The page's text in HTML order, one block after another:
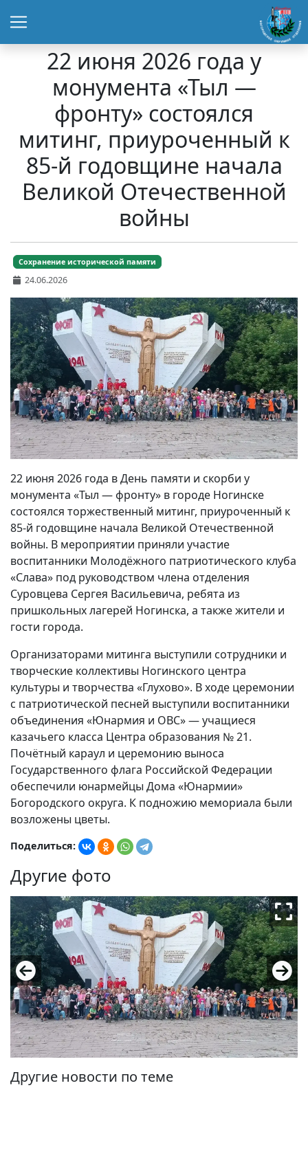
22 июня 2026 года у
монумента «Тыл —
фронту» состоялся
митинг, приуроченный к
85-й годовщине начала
Великой Отечественной
войны
Сохранение исторической памяти
24.06.2026
22 июня 2026 года в День памяти и скорби у
монумента «Тыл — фронту» в городе Ногинске
состоялся торжественный митинг, приуроченный к
85-й годовщине начала Великой Отечественной
войны. В мероприятии приняли участие
воспитанники Молодёжного патриотического клуба
«Слава» под руководством члена отделения
Суровцева Сергея Васильевича, ребята из
пришкольных лагерей Ногинска, а также жители и
гости города.
Организаторами митинга выступили сотрудники и
творческие коллективы Ногинского центра
культуры и творчества «Глухово». В ходе церемонии
с патриотической песней выступили воспитанники
объединения «Юнармия и ОВС» — учащиеся
казачьего класса Центра образования № 21.
Почётный караул и церемонию выноса
Государственного флага Российской Федерации
обеспечили юнармейцы Дома «Юнармии»
Богородского округа. К подножию мемориала были
возложены цветы.
Поделиться:
Другие фото
Другие новости по теме